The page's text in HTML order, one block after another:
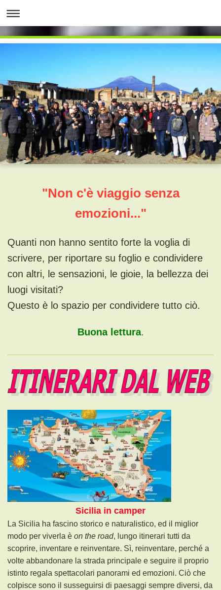
"Non c'è viaggio senza
emozioni..."
Quanti non hanno sentito forte la voglia di
scrivere, per riportare su foglio e condividere
con altri, le sensazioni, le gioie, la bellezza dei
luogi visitati?
Questo è lo spazio per condividere tutto ciò.
Buona lettura.
Sicilia in camper
La Sicilia ha fascino storico e naturalistico, ed il miglior
modo per viverla è on the road, lungo itinerari tutti da
scoprire, inventare e reinventare. Sì, reinventare, perché a
volte abbandonare la strada principale e seguire il proprio
istinto regala spettacolari panorami ed emozioni. Ciò che
colpisce sono il susseguirsi di paesaggi sempre diversi, da